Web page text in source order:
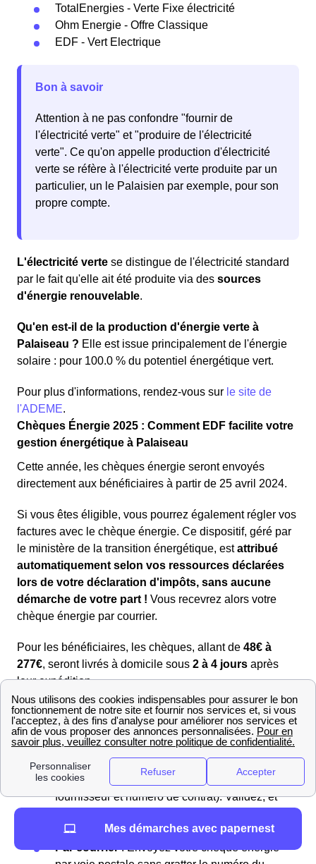
TotalEnergies - Verte Fixe électricité
Ohm Energie - Offre Classique
EDF - Vert Electrique
Bon à savoir
Attention à ne pas confondre "fournir de
l'électricité verte" et "produire de l'électricité
verte". Ce qu'on appelle production d'électricité
verte se réfère à l'électricité verte produite par un
particulier, un le Palaisien par exemple, pour son
propre compte.
L'électricité verte se distingue de l'électricité standard
par le fait qu'elle ait été produite via des sources
d'énergie renouvelable.
Qu'en est-il de la production d'énergie verte à
Palaiseau ? Elle est issue principalement de l'énergie
solaire : pour 100.0 % du potentiel énergétique vert.
Pour plus d'informations, rendez-vous sur le site de
l'ADEME.
Chèques Énergie 2025 : Comment EDF facilite votre
gestion énergétique à Palaiseau
Cette année, les chèques énergie seront envoyés
directement aux bénéficiaires à partir de 25 avril 2024.
Si vous êtes éligible, vous pourrez également régler vos
factures avec le chèque énergie. Ce dispositif, géré par
le ministère de la transition énergétique, estattribué
automatiquement selon vos ressources déclarées
lors de votre déclaration d'impôts, sans aucune
démarche de votre part ! Vous recevrez alors votre
chèque énergie par courrier.
Pour les bénéficiaires, les chèques, allant de 48€ à
277€, seront livrés à domicile sous 2 à 4 jours après
leur expédition.
En ligne : Visitez lesite du chèque énergieet
saisissez le numéro de votre chèque situé
dans la case “Nul si découvert”. Grattez cette
case pour révéler le numéro. Ensuite, entrez
les détails de votre contrat (nom du
fournisseur et numéro de contrat). Validez, et
factures.
Par courrier: Envoyez votre chèque énergie
Mes démarches avec papernest